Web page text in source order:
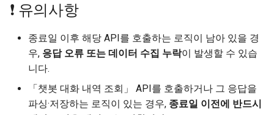
❗ 유의사항
종료일 이후 해당 API를 호출하는 로직이 남아 있을 경
우, 응답 오류 또는 데이터 수집 누락이 발생할 수 있습
니다.
「챗봇 대화 내역 조회」 API를 호출하거나 그 응답을
파싱·저장하는 로직이 있는 경우, 종료일 이전에 반드시